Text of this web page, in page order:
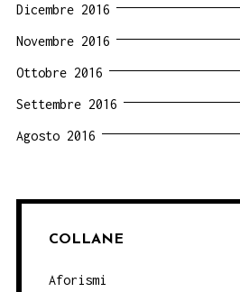
Dicembre 2016
Novembre 2016
Ottobre 2016
Settembre 2016
Agosto 2016
COLLANE
Aforismi